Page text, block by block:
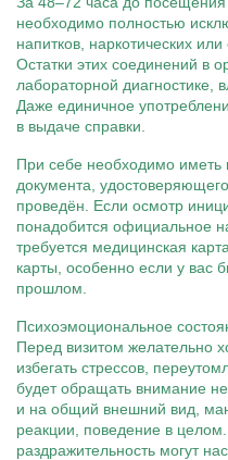
необходимо полностью
напитков, наркотических
Остатки этих соединений в
лабораторной диагностике,
Даже единичное
в выдаче справки.
При себе необходимо иметь
документа,
проведён. Если осмотр
понадобится официальное
требуется медицинская
карты, особенно если у вас
прошлом.
Психоэмоциональное
Перед визитом желательно
избегать стрессов,
будет обращать внимание
и на общий внешний вид,
реакции, поведение в
раздражительность могут